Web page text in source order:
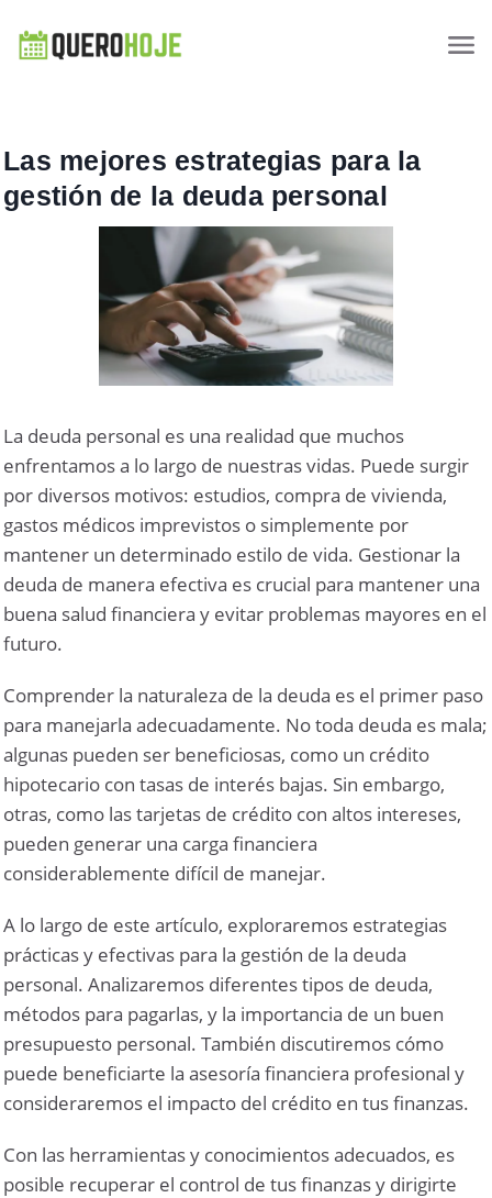
Las mejores estrategias para la
gestión de la deuda personal
La deuda personal es una realidad que muchos
enfrentamos a lo largo de nuestras vidas. Puede surgir
por diversos motivos: estudios, compra de vivienda,
gastos médicos imprevistos o simplemente por
mantener un determinado estilo de vida. Gestionar la
deuda de manera efectiva es crucial para mantener una
buena salud financiera y evitar problemas mayores en el
futuro.
Comprender la naturaleza de la deuda es el primer paso
para manejarla adecuadamente. No toda deuda es mala;
algunas pueden ser beneficiosas, como un crédito
hipotecario con tasas de interés bajas. Sin embargo,
otras, como las tarjetas de crédito con altos intereses,
pueden generar una carga financiera
considerablemente difícil de manejar.
A lo largo de este artículo, exploraremos estrategias
prácticas y efectivas para la gestión de la deuda
personal. Analizaremos diferentes tipos de deuda,
métodos para pagarlas, y la importancia de un buen
presupuesto personal. También discutiremos cómo
puede beneficiarte la asesoría financiera profesional y
consideraremos el impacto del crédito en tus finanzas.
Con las herramientas y conocimientos adecuados, es
posible recuperar el control de tus finanzas y dirigirte